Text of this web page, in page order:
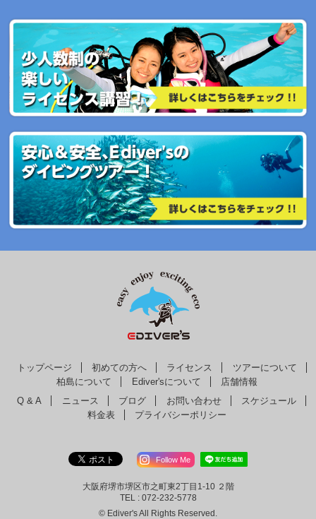
トップページ 初めての方へ ライセンス
ツアーについて
柏島について
Ediver'sについて
店舗情報
Q & A
ニュース ブログ お問い合わせ
スケジュール
料金表
プライバシーポリシー
Follow Me
大阪府堺市堺区市之町東2丁目1-10 ２階
TEL : 072-232-5778
© Ediver's All Rights Reserved.